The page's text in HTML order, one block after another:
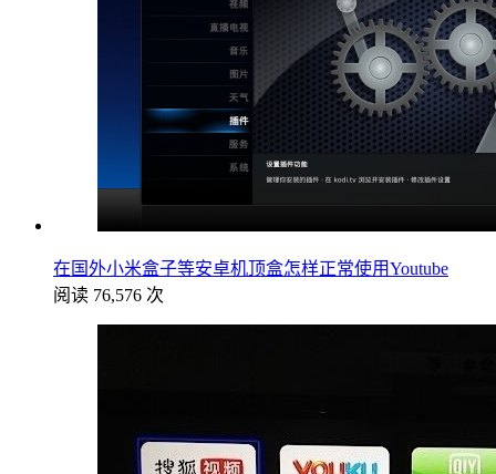
在国外小米盒子等安卓机顶盒怎样正常使用Youtube
阅读 76,576 次